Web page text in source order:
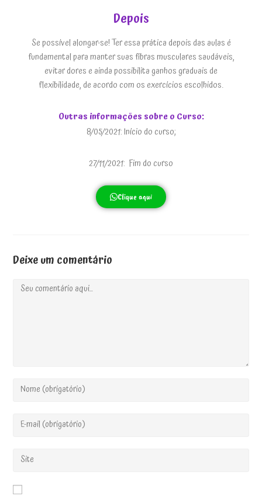
Depois
Se possível alongar-se! Ter essa prática depois das aulas é
fundamental para manter suas fibras musculares saudáveis,
evitar dores e ainda possibilita ganhos graduais de
flexibilidade, de acordo com os exercícios escolhidos.
Outras informações sobre o Curso:
8/05/2021: Início do curso;
27/11/2021: Fim do curso
Clique aqui
Deixe um comentário